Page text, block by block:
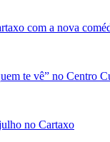
com a nova
te vê” no Centro
no Cartaxo